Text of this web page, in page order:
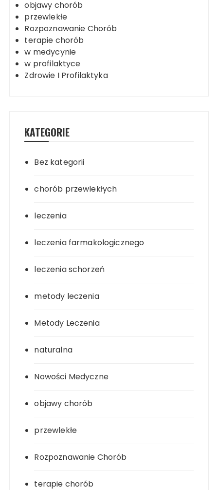
objawy chorób
przewlekłe
Rozpoznawanie Chorób
terapie chorób
w medycynie
w profilaktyce
Zdrowie I Profilaktyka
KATEGORIE
Bez kategorii
chorób przewlekłych
leczenia
leczenia farmakologicznego
leczenia schorzeń
metody leczenia
Metody Leczenia
naturalna
Nowości Medyczne
objawy chorób
przewlekłe
Rozpoznawanie Chorób
terapie chorób